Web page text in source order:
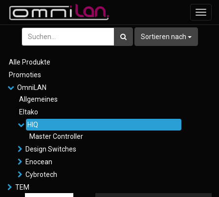
ein-/
Sortieren nach
Alle Produkte
Promoties
OmniLAN
Allgemeines
Eltako
HIQ
Master Controller
Design Switches
Enocean
Cybrotech
TEM